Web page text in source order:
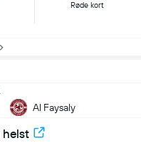
Røde kort
Al Faysaly
helst